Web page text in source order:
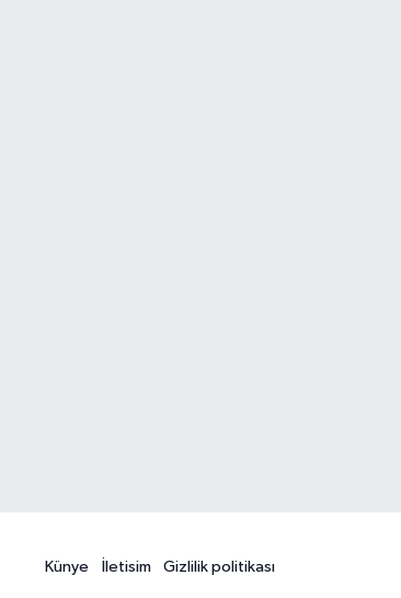
Künye İletisim Gizlilik politikası